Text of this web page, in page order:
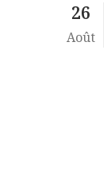
26
Août